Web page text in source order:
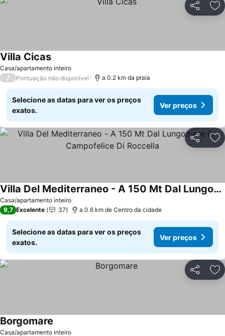
Partilhar
Casa/apartamento inteiro
Villa CicasVer preços
/ Pontuação não disponível a 0.2 km da praia
Selecione as datas para ver os preços
exatos.
Ver preços
Partilhar
Casa/apartamento inteiro
Villa Del Mediterraneo - A 150 Mt Dal Lungomare Di Campofelice Di Roccella
Ver preços
9,7 Excelente 37 a 0.6 km de Centro da cidade
Selecione as datas para ver os preços
exatos.
Ver preços
Partilhar
Casa/apartamento inteiro
Borgomare